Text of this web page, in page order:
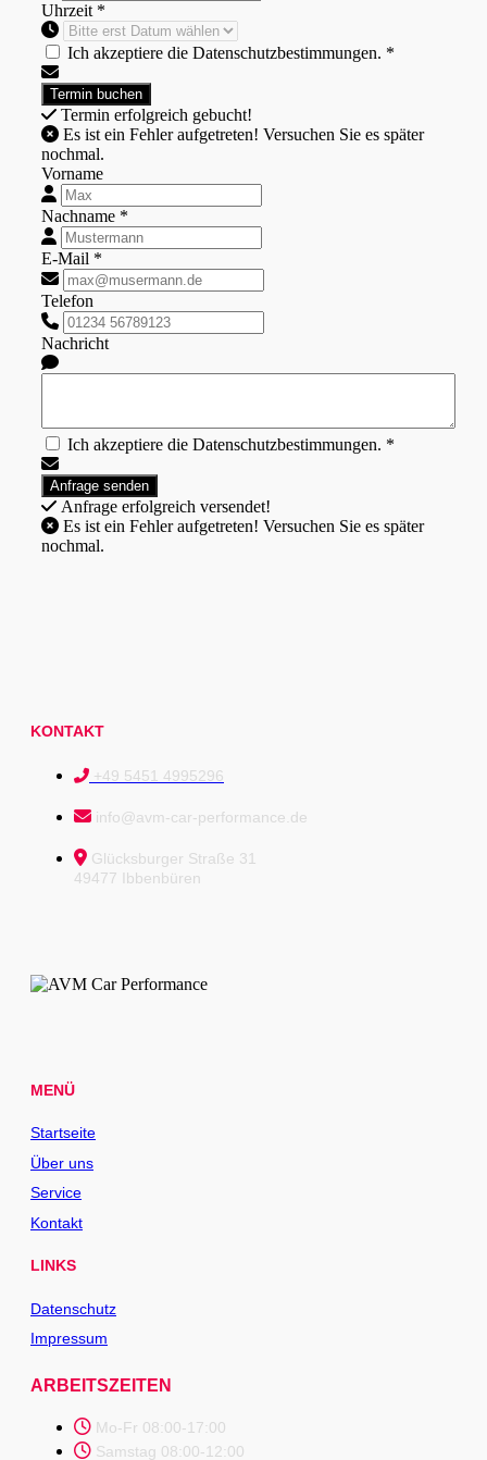
Uhrzeit *
Ich akzeptiere die Datenschutzbestimmungen. *
Termin erfolgreich gebucht!
nochmal.
Vorname
Nachname *
E-Mail *
Telefon
Nachricht
Ich akzeptiere die Datenschutzbestimmungen. *
Anfrage erfolgreich versendet!
nochmal.
KONTAKT
+49 5451 4995296
info@avm-car-performance.de
Glücksburger Straße 31
49477 Ibbenbüren
MENÜ
Startseite
Über uns
Service
Kontakt
LINKS
Datenschutz
Impressum
ARBEITSZEITEN
Mo-Fr 08:00-17:00
Samstag 08:00-12:00